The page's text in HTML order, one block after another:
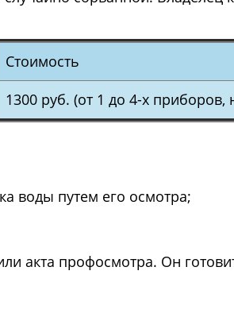
Стоимость
1300 руб. (от 1 до 4-х
воды путем его осмотра;
акта профосмотра. Он